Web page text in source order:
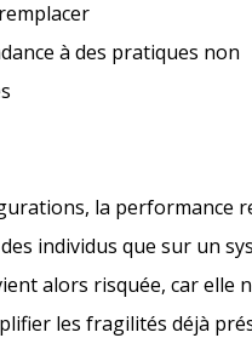
à des pratiques non
la performance
individus que sur un
alors risquée, car elle
les fragilités déjà